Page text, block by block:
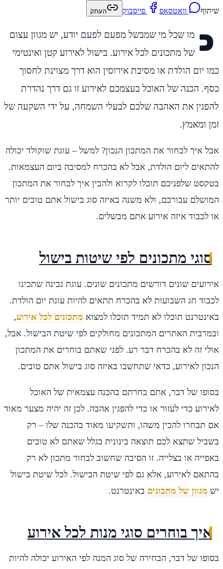
שיתוף
וואטסאפ פייסבוק העתק
כ מו שכל מי שמבשל מפעם לפעם יודע, יש מגוון עצום
של מתכונים לכל אירוע. בישול לאירוע קטן ואינטימי
כמו יום הולדת או מסיבת אירוסין הוא דרך מצוינת לחסוך
כסף. הכנה של האוכל בעצמכם לאירוע זו גם דרך נהדרת
להפגין את האהבה שלכם לבעלי השמחה, על ידי השקעה של
זמן ומאמץ.
אבל איך לבחור את המתכון הנכון? למשל – עוגת שוקולד יכולה
להתאים ליום הולדת, אבל לא בהכרח למסיבה ביום העצמאות.
בטקסט שלפניכם תוכלו לקרוא ולהבין איך לבחור את המתכון
המושלם עבורכם, ולא משנה באיזה סוג בישול אתם טובים יותר
או לכבוד איזה אירוע אתם מבשלים.
סוגי מתכונים לפי שיטות בישול
אירועים שונים דורשים מתכונים שונים. עוגת גבינה שתכינו
לכבוד חג השבועות לא בהכרח תתאים להיות עוגת יום הולדת.
באינטרנט תוכלו לא תמיד תוכלו למצוא מתכונים לכל אירוע,
ובמרבית האתרים המתכונים מחולקים לפי שיטת הבישול. אבל,
אולי זה לא בהכרח דבר רע. לפני שאתם בוחרים את המתכון
הנכון לאירוע, כדאי שתחשבו באיזה סוג בישול אתם טובים.
בסופו של דבר, אתם בחרתם בהכנה עצמאית של האוכל
לאירוע כדי לעזור או כדי להפגין אהבה. לכן זה יהיה מצער מאוד
אם תבחרו להכין משהו, ותשקיעו מאוד בהכנה שלו – רק
בשביל שתצא לכם תוצאה בינונית בגלל שאתם לא טובים
באפייה או בצלייה. זו הסיבה שחשוב לבחור מתכון לא רק
בהתאם לאירוע, אלא גם לפי שיטת הבישול. לכל שיטת בישול
יש מגוון של מתכונים באינטרנט.
איך בוחרים סוגי מנות לכל אירוע
בסופו של דבר, הבחירה של סוג המנה לפי האירוע יכולה להיות